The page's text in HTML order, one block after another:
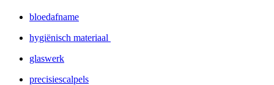
bloedafname
hygiënisch materiaal
glaswerk
precisiescalpels